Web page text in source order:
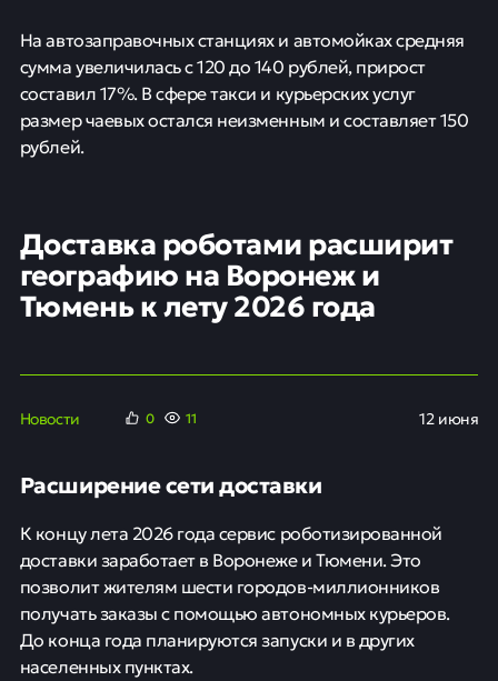
На автозаправочных станциях и автомойках средняя
сумма увеличилась с 120 до 140 рублей, прирост
составил 17%. В сфере такси и курьерских услуг
размер чаевых остался неизменным и составляет 150
рублей.
Доставка роботами расширит
географию на Воронеж и
Тюмень к лету 2026 года
Новости 0 12 12 июня
Расширение сети доставки
К концу лета 2026 года сервис роботизированной
доставки заработает в Воронеже и Тюмени. Это
позволит жителям шести городов-миллионников
получать заказы с помощью автономных курьеров.
До конца года планируются запуски и в других
населенных пунктах.